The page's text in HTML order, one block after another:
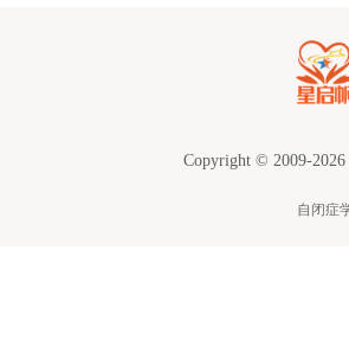
Copyright © 2009-
自闭症